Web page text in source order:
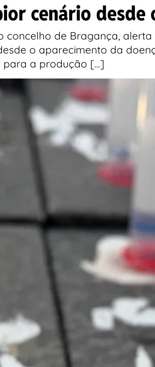
cenário desde
concelho de Bragança,
o aparecimento da
para a produção […]